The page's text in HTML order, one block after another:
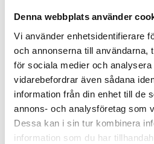
Denna webbplats använder
Vi använder enhetsidentifierare
och annonserna till användarna,
för sociala medier och
vidarebefordrar även sådana
information från din enhet till de
annons- och analysföretag som
Dessa kan i sin tur kombinera
information som du har
Varumärke
Material
Skötselråd